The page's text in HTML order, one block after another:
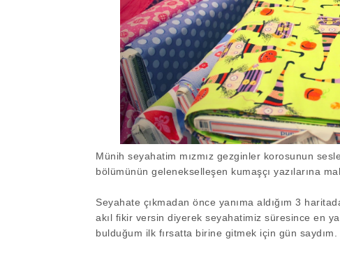
Münih seyahatim mızmız gezginler korosunun
bölümünün gelenekselleşen kumaşçı yazılarına
Seyahate çıkmadan önce yanıma aldığım 3
akıl fikir versin diyerek seyahatimiz süresince en
bulduğum ilk fırsatta birine gitmek için gün saydım.